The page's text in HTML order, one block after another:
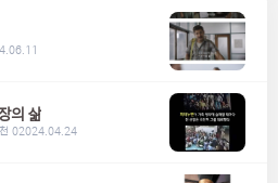
의 삶
02024.04.24